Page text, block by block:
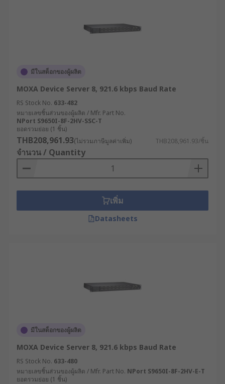
มีในสต็อกของผู้ผลิต
MOXA Device Server 8, 921.6 kbps Baud Rate
RS Stock No. 633-482
หมายเลขชิ้นส่วนของผู้ผลิต / Mfr. Part No.
NPort S9650I-8F-2HV-SSC-T
ยอดรวมย่อย (1 ชิ้น)
THB208,961.93(ไม่รวมภาษีมูลค่าเพิ่ม) THB208,961.93/ชิ้น
จำนวน / Quantity
เพิ่ม
Datasheets
มีในสต็อกของผู้ผลิต
MOXA Device Server 8, 921.6 kbps Baud Rate
RS Stock No. 633-480
หมายเลขชิ้นส่วนของผู้ผลิต / Mfr. Part No. NPort S9650I-8F-2HV-E-T
ยอดรวมย่อย (1 ชิ้น)